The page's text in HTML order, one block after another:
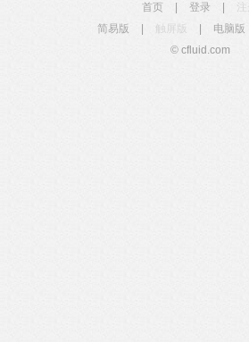
首页 登录
简易版
触屏版 电脑版
© cfluid.com